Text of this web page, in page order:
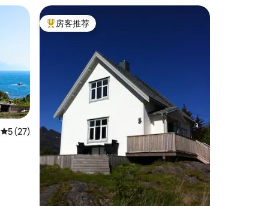
平均评分 5 分（满分 5 分），共 27 条评价
5 (27)
热门「房客推荐」
房客推荐